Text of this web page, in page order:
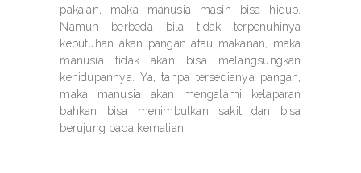
pakaian, maka manusia masih bisa hidup.
Namun berbeda bila tidak terpenuhinya
kebutuhan akan pangan atau makanan, maka
manusia tidak akan bisa melangsungkan
kehidupannya. Ya, tanpa tersedianya pangan,
maka manusia akan mengalami kelaparan
bahkan bisa menimbulkan sakit dan bisa
berujung pada kematian.